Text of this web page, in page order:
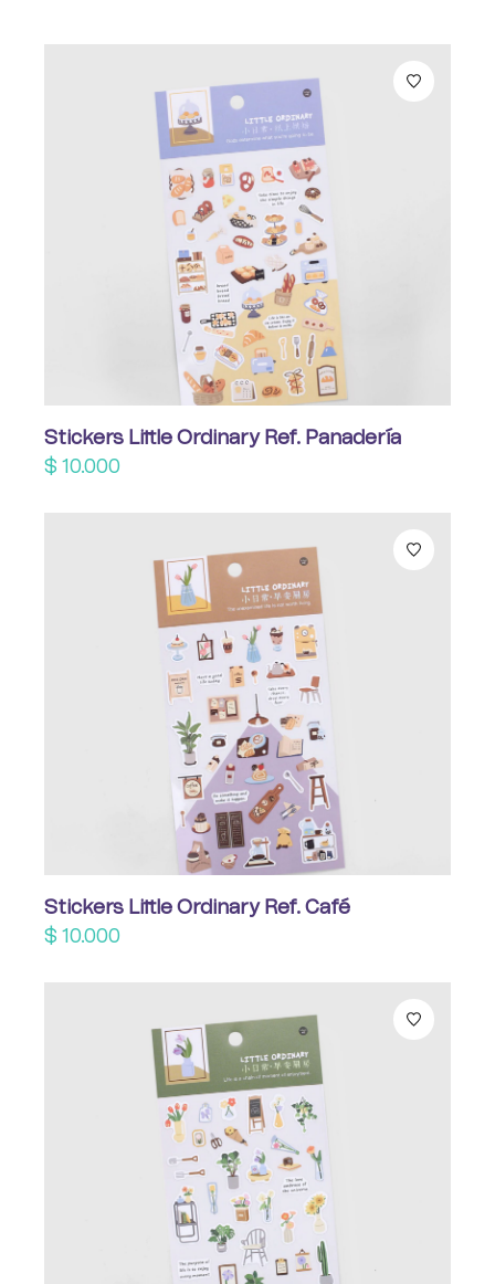
Stickers Little Ordinary Ref. Panadería
$ 10.000
Stickers Little Ordinary Ref. Café
$ 10.000